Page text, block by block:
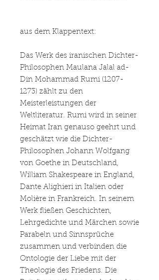
aus dem Klappentext:
Das Werk des iranischen Dichter-
Philosophen Maulana Jalal ad-
Din Mohammad Rumi (1207-
1273) zählt zu den
Meisterleistungen der
Weltliteratur. Rumi wird in seiner
Heimat Iran genauso geehrt und
geschätzt wie die Dichter-
Philosophen Johann Wolfgang
von Goethe in Deutschland,
William Shakespeare in England,
Dante Alighieri in Italien oder
Molière in Frankreich. In seinem
Werk fließen Geschichten,
Lehrgedichte und Märchen sowie
Parabeln und Sinnsprüche
zusammen und verbinden die
Ontologie der Liebe mit der
Theologie des Friedens. Die